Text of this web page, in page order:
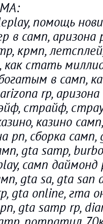
помощь
в самп, аризона
крмп,
как стать
в самп,
rp,
страйф,
казино
рп, сборка
gta samp,
самп даймонд
gta sa, gta san
gta online, гта
gta samp rp,